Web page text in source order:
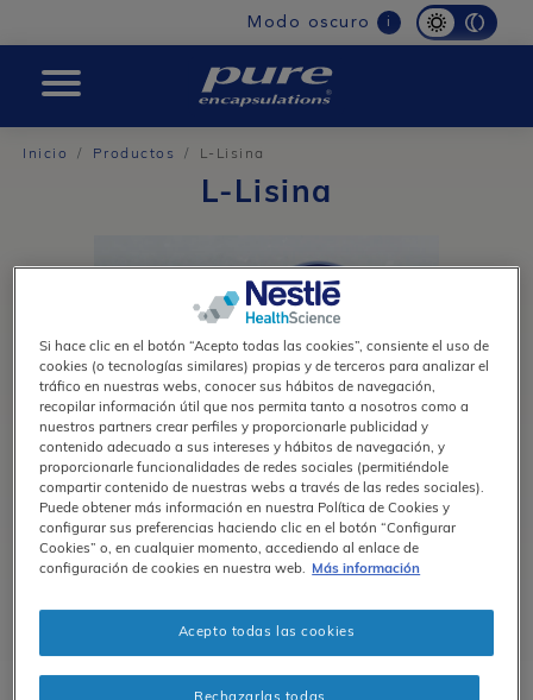
navigation
Modo oscuro i
Pure
Inicio Productos L-Lisina
L-Lisina
Si hace clic en el botón “Acepto todas las cookies”, consiente el uso de
cookies (o tecnologías similares) propias y de terceros para analizar el
tráfico en nuestras webs, conocer sus hábitos de navegación,
recopilar información útil que nos permita tanto a nosotros como a
nuestros partners crear perfiles y proporcionarle publicidad y
contenido adecuado a sus intereses y hábitos de navegación, y
proporcionarle funcionalidades de redes sociales (permitiéndole
compartir contenido de nuestras webs a través de las redes sociales).
Puede obtener más información en nuestra Política de Cookies y
configurar sus preferencias haciendo clic en el botón “Configurar
Cookies” o, en cualquier momento, accediendo al enlace de
configuración de cookies en nuestra web.
Más información
Rechazarlas todas
Acepto todas las cookies